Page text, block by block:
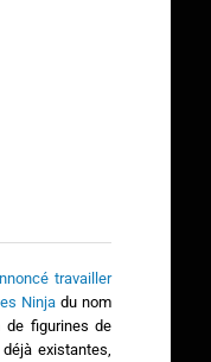
travailler
Ninja du nom
figurines de
existantes,